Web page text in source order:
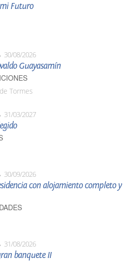
Futuro
30/08/2026
Guayasamín
Tormes
31/03/2027
30/09/2026
con alojamiento completo y
31/08/2026
banquete II